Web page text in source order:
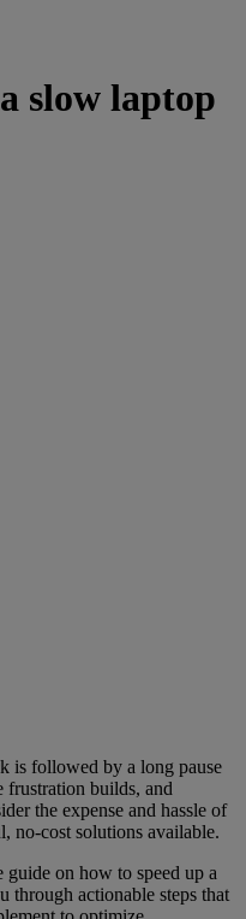
slow laptop
is followed by a long pause
frustration builds, and
the expense and hassle of
no-cost solutions available.
on how to speed up a
actionable steps that